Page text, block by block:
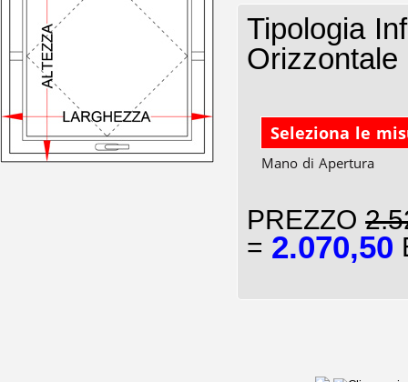
Tipologia
Orizzontale
Seleziona le
Mano di Apertura
PREZZO
= 2.070,50